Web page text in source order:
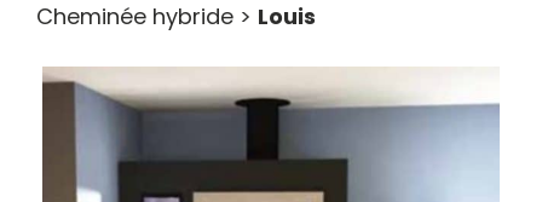
Cheminée hybride > Louis